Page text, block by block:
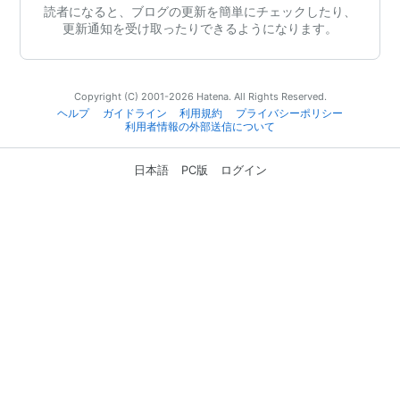
読者になると、ブログの更新を簡単にチェックしたり、
更新通知を受け取ったりできるようになります。
Copyright (C) 2001-2026 Hatena. All Rights Reserved.
ヘルプ
ガイドライン 利用規約
プライバシーポリシー
利用者情報の外部送信について
日本語 PC版 ログイン